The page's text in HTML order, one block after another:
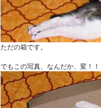
ただの箱です。
でもこの写真、なんだか、変！！